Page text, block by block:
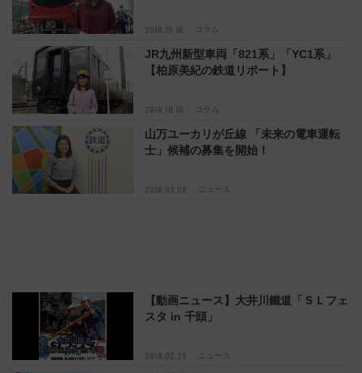
2018.10.16 コラム
2018.10.10 コラム
JR九州新型車両「821系」「YC1系」
【柏原美紀の鉄道リポート】
2018.03.08 ニュース
山万ユーカリが丘線 「未来の電車運転
士」候補の募集を開始！
2018.02.23 ニュース
【動画ニュース】大井川鐵道「ＳＬフェ
スタ in 千頭」